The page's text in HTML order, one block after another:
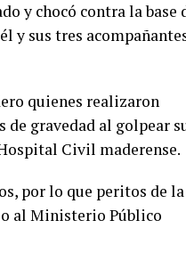
y chocó contra la base
y sus tres
quienes realizaron
de gravedad al golpear
Civil maderense.
por lo que peritos de la
al Ministerio Público